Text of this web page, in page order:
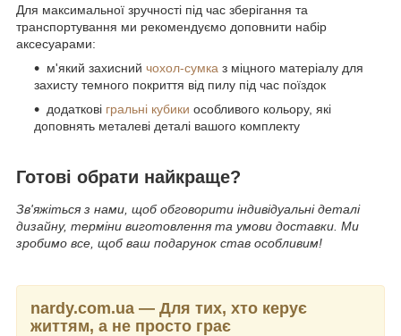
Для максимальної зручності під час зберігання та
транспортування ми рекомендуємо доповнити набір
аксесуарами:
м'який захисний чохол-сумка з міцного матеріалу для
захисту темного покриття від пилу під час поїздок
додаткові гральні кубики особливого кольору, які
доповнять металеві деталі вашого комплекту
Готові обрати найкраще?
Зв'яжіться з нами, щоб обговорити індивідуальні деталі
дизайну, терміни виготовлення та умови доставки. Ми
зробимо все, щоб ваш подарунок став особливим!
nardy.com.ua — Для тих, хто керує
життям, а не просто грає